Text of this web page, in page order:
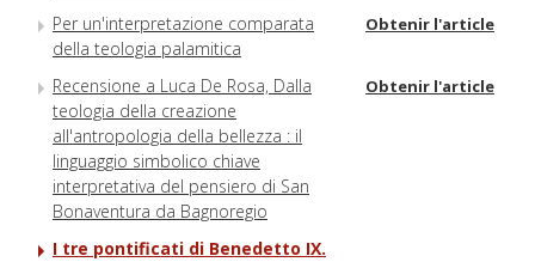
Per un'interpretazione comparata
della teologia palamitica
Obtenir l'article
Recensione a Luca De Rosa, Dalla
teologia della creazione
all'antropologia della bellezza : il
linguaggio simbolico chiave
interpretativa del pensiero di San
Bonaventura da Bagnoregio
Obtenir l'article
I tre pontificati di Benedetto IX.